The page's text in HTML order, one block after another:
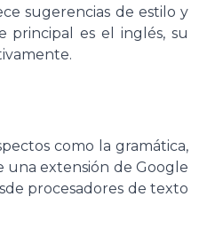
sugerencias de estilo y
principal es el inglés, su
como la gramática,
una extensión de Google
procesadores de texto